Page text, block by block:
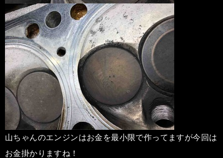
山ちゃんのエンジンはお金を最小限で作ってますが今回は
お金掛かりますね！